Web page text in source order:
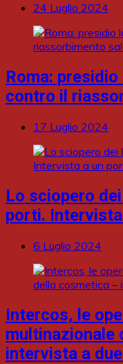
24 Luglio 2024
Roma:
contro il
17 Luglio 2024
Lo sciopero
porti.
6 Luglio 2024
Intercos, le
multinazionale
intervista a